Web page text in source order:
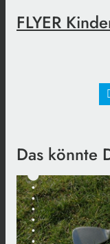
FLYER
Das könnte